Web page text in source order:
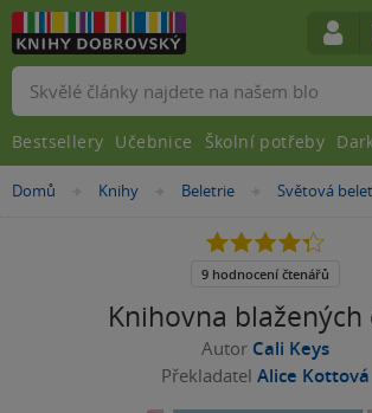
Nacházíte
Domů »
Knihy »
Beletrie »
Světová
Knihovna blažených
Autor Cali Keys
Překladatel Alice Kottová
4.3
5
9 hodnocení čtenářů
Vyhledávání
Bestsellery Učebnice Školní potřeby